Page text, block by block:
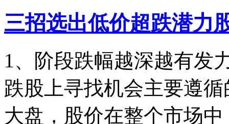
三招选出低价超跌潜力
1、阶段跌幅越深越有发
跌股上寻找机会主要遵
大盘，股价在整个市场